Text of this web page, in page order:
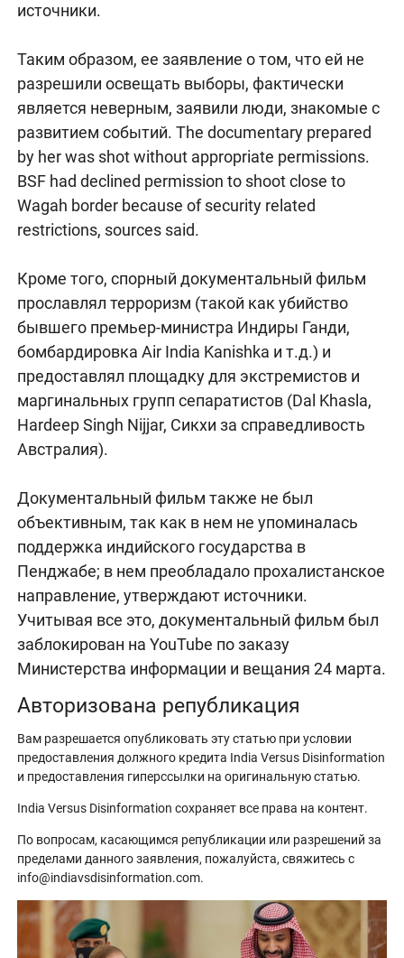
источники.
Таким образом, ее заявление о том, что ей не
разрешили освещать выборы, фактически
является неверным, заявили люди, знакомые с
развитием событий. The documentary prepared
by her was shot without appropriate permissions.
BSF had declined permission to shoot close to
Wagah border because of security related
restrictions, sources said.
Кроме того, спорный документальный фильм
прославлял терроризм (такой как убийство
бывшего премьер-министра Индиры Ганди,
бомбардировка Air India Kanishka и т.д.) и
предоставлял площадку для экстремистов и
маргинальных групп сепаратистов (Dal Khasla,
Hardeep Singh Nijjar, Сикхи за справедливость
Австралия).
Документальный фильм также не был
объективным, так как в нем не упоминалась
поддержка индийского государства в
Пенджабе; в нем преобладало прохалистанское
направление, утверждают источники.
Учитывая все это, документальный фильм был
заблокирован на YouTube по заказу
Министерства информации и вещания 24 марта.
Авторизована републикация
Вам разрешается опубликовать эту статью при условии
предоставления должного кредита India Versus Disinformation
и предоставления гиперссылки на оригинальную статью.
India Versus Disinformation сохраняет все права на контент.
По вопросам, касающимся републикации или разрешений за
пределами данного заявления, пожалуйста, свяжитесь с
info@indiavsdisinformation.com.